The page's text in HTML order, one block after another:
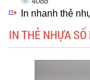
In nhanh thẻ
IN THẺ NHỰA